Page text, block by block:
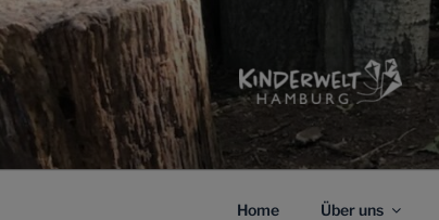
Zum
Inhalt
springen
Home Über uns